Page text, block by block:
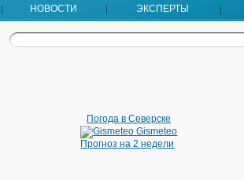
НОВОСТИ ЭКСПЕРТЫ
Погода в Северске
Gismeteo
Прогноз на 2 недели